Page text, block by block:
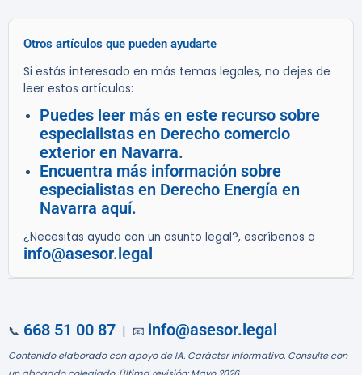
Otros artículos que pueden ayudarte
Si estás interesado en más temas legales, no dejes de
leer estos artículos:
Puedes leer más en este recurso sobre
especialistas en Derecho comercio
exterior en Navarra.
Encuentra más información sobre
especialistas en Derecho Energía en
Navarra aquí.
¿Necesitas ayuda con un asunto legal?, escríbenos a
info@asesor.legal
📞 668 51 00 87 | 📧 info@asesor.legal
Contenido elaborado con apoyo de IA. Carácter informativo. Consulte con